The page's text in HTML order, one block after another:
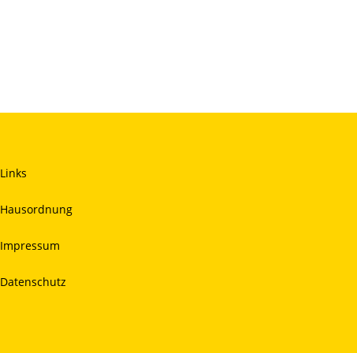
Links
Hausordnung
Impressum
Datenschutz